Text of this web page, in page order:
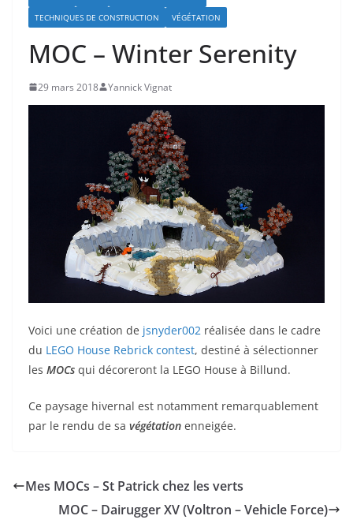
TECHNIQUES DE CONSTRUCTION
VÉGÉTATION
MOC – Winter Serenity
29 mars 2018 Yannick Vignat
Voici une création de jsnyder002 réalisée dans le cadre
du LEGO House Rebrick contest, destiné à sélectionner
les MOCs qui décoreront la LEGO House à Billund.
Ce paysage hivernal est notamment remarquablement
par le rendu de sa végétation enneigée.
Mes MOCs – St Patrick chez les verts
MOC – Dairugger XV (Voltron – Vehicle Force)